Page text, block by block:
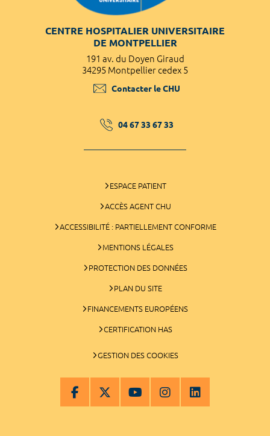
CENTRE HOSPITALIER UNIVERSITAIRE
DE MONTPELLIER
191 av. du Doyen Giraud
34295 Montpellier cedex 5
Contacter le CHU
04 67 33 67 33
ESPACE PATIENT
ACCÈS AGENT CHU
ACCESSIBILITÉ : PARTIELLEMENT CONFORME
MENTIONS LÉGALES
PROTECTION DES DONNÉES
PLAN DU SITE
FINANCEMENTS EUROPÉENS
CERTIFICATION HAS
GESTION DES COOKIES